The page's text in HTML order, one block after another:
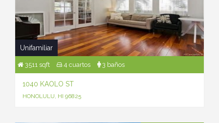
Unifamiliar
3511 sqft 4 cuartos 3 baños
1040 KAOLO ST
HONOLULU, HI 96825